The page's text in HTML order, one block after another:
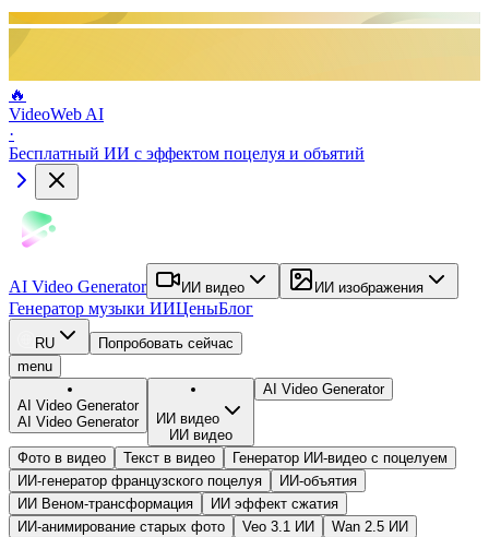
🔥
VideoWeb AI
·
Бесплатный ИИ с эффектом поцелуя и объятий
AI Video Generator ИИ видео ИИ изображения
Генератор музыки ИИЦеныБлог
RU
Попробовать сейчас
menu
AI Video Generator
AI Video Generator
ИИ видео
ИИ видео
AI Video Generator
Фото в видео Текст в видео
Генератор ИИ-видео с поцелуем
ИИ-генератор французского поцелуя
ИИ-объятия
ИИ Веном-трансформация
ИИ эффект сжатия
ИИ-анимирование старых фото
Veo 3.1 ИИ
Wan 2.5 ИИ